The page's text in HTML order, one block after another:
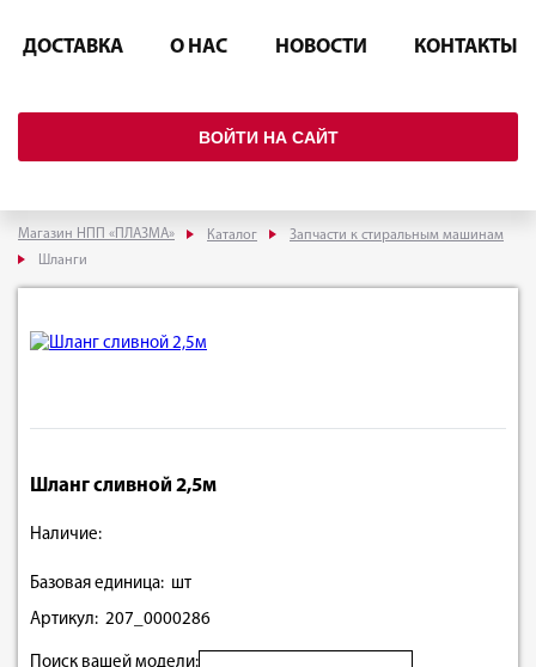
ДОСТАВКА О НАС НОВОСТИ КОНТАКТЫ
ВОЙТИ НА САЙТ
Магазин НПП «ПЛАЗМА» Каталог
Запчасти к стиральным машинам
Шланги
Шланг сливной 2,5м
Наличие:
Базовая единица: шт
Артикул: 207_0000286
Поиск вашей модели: